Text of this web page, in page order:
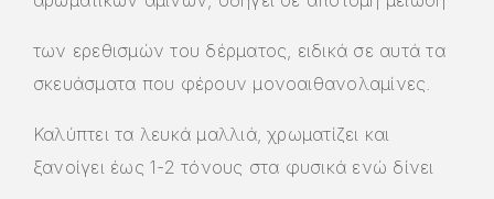
των ερεθισμών του δέρματος, ειδικά σε αυτά τα
σκευάσματα που φέρουν μονοαιθανολαμίνες.
Καλύπτει τα λευκά μαλλιά, χρωματίζει και
ξανοίγει έως 1-2 τόνους στα φυσικά ενώ δίνει